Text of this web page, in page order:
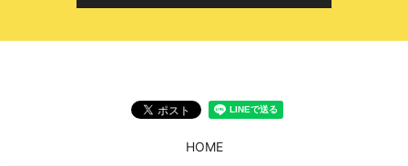
HOME